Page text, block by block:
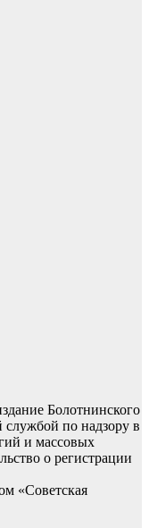
Болотнинского
службой по надзору в
и массовых
о регистрации
«Советская